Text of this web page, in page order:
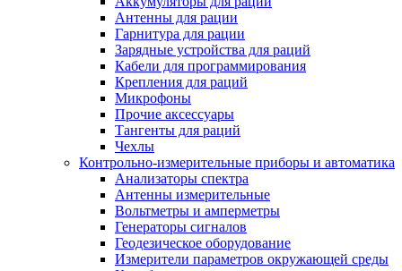
Антенны для рации
Гарнитура для рации
Зарядные устройства для раций
Кабели для программирования
Крепления для раций
Микрофоны
Прочие аксессуары
Тангенты для раций
Чехлы
Контрольно-измерительные приборы и автоматика
Анализаторы спектра
Антенны измерительные
Вольтметры и амперметры
Генераторы сигналов
Геодезическое оборудование
Измерители параметров окружающей среды